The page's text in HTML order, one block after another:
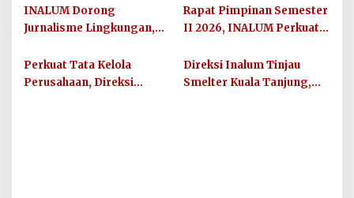
Muda Hadapi Dunia Kerja
Digondol Pencuri
INALUM Dorong
Jurnalisme Lingkungan,
Lahirkan 65 Karya
Konservasi
Rapat Pimpinan Semester
II 2026, INALUM Perkuat
Perusahaan
Perkuat Tata Kelola
Perusahaan, Direksi
Direksi Inalum Tinjau
Smelter Kuala Tanjung,